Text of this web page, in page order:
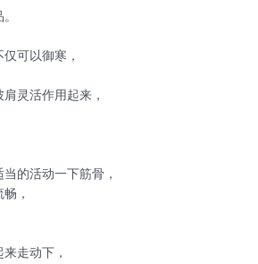
可以御寒，
灵活作用起来，
的活动一下筋骨，
，
走动下，